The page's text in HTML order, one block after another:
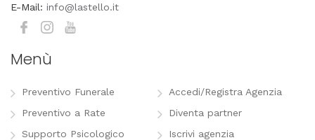
E-Mail: info@lastello.it
Menù
Preventivo Funerale
Preventivo a Rate
Supporto Psicologico
Accedi/Registra Agenzia
Diventa partner
Iscrivi agenzia